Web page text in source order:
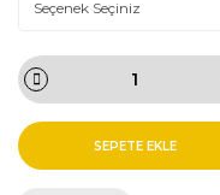
SEPETE EKLE